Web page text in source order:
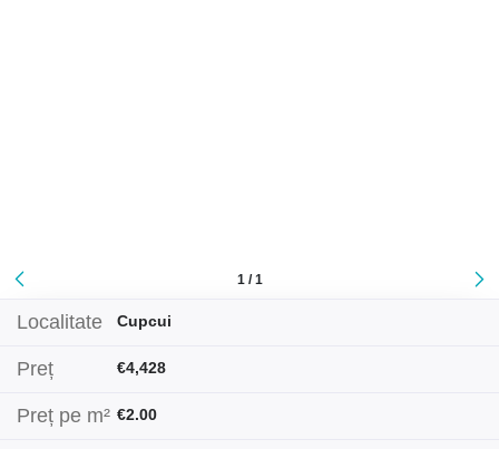
1 / 1
Localitate Cupcui
Preț €4,428
Preț pe m² €2.00